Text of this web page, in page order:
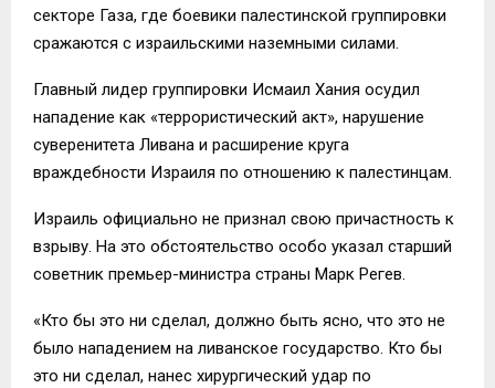
секторе Газа, где боевики палестинской группировки
сражаются с израильскими наземными силами.
Главный лидер группировки Исмаил Хания осудил
нападение как «террористический акт», нарушение
суверенитета Ливана и расширение круга
враждебности Израиля по отношению к палестинцам.
Израиль официально не признал свою причастность к
взрыву. На это обстоятельство особо указал старший
советник премьер-министра страны Марк Регев.
«Кто бы это ни сделал, должно быть ясно, что это не
было нападением на ливанское государство. Кто бы
это ни сделал, нанес хирургический удар по